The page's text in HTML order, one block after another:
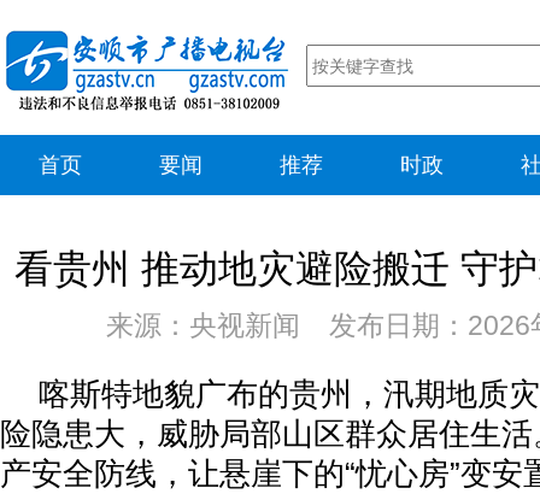
首页 要闻 推荐 时政
看贵州 推动地灾避险搬迁 守
来源：央视新闻 发布日期：2026
喀斯特地貌广布的贵州，汛期地质
险隐患大，威胁局部山区群众居住生
产安全防线，让悬崖下的“忧心房”变安